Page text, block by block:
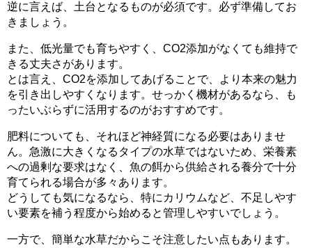
逆に言えば、土台となるものが必須です。必ず準備してお
きましょう。
また、低光量でも育ちやすく、CO2添加がなくても維持で
きる丈夫さがあります。
とは言え、CO2を添加してあげることで、より本来の魅力
を引き出しやすくなります。せっかく機材があるなら、も
ったいぶらずに活用するのがおすすめです。
肥料についても、それほど神経質になる必要はありませ
ん。急激に大きくなるタイプの水草ではないため、栄養素
への過剰な要求はなく、魚の餌から供給される養分で十分
育てられる場合が多々あります。
どうしても気になるなら、特にカリウムなど、不足しやす
い要素を補う程度から始めると管理しやすいでしょう。
一方で、簡単な水草だからこそ注意したい点もあります。